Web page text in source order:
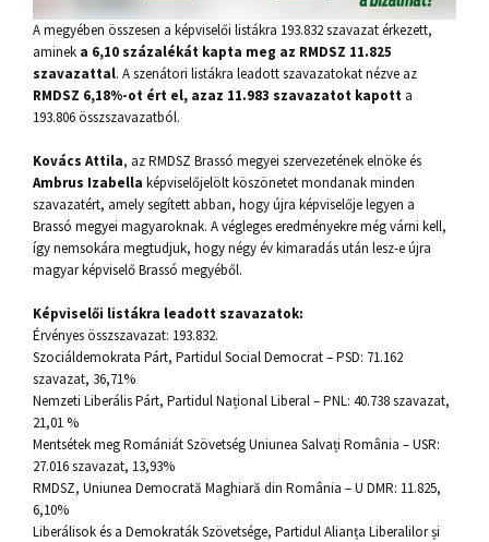
A megyében összesen a képviselői listákra 193.832 szavazat érkezett,
aminek a 6,10 százalékát kapta meg az RMDSZ 11.825
szavazattal. A szenátori listákra leadott szavazatokat nézve az
RMDSZ 6,18%-ot ért el, azaz 11.983 szavazatot kapott a
193.806 összszavazatból.
Kovács Attila, az RMDSZ Brassó megyei szervezetének elnöke és
Ambrus Izabella képviselőjelölt köszönetet mondanak minden
szavazatért, amely segített abban, hogy újra képviselője legyen a
Brassó megyei magyaroknak. A végleges eredményekre még várni kell,
így nemsokára megtudjuk, hogy négy év kimaradás után lesz-e újra
magyar képviselő Brassó megyéből.
Képviselői listákra leadott szavazatok:
Érvényes összszavazat: 193.832.
Szociáldemokrata Párt, Partidul Social Democrat – PSD: 71.162
szavazat, 36,71%
Nemzeti Liberális Párt, Partidul Național Liberal – PNL: 40.738 szavazat,
21,01 %
Mentsétek meg Romániát Szövetség Uniunea Salvați România – USR:
27.016 szavazat, 13,93%
RMDSZ, Uniunea Democrată Maghiară din România – U DMR: 11.825,
6,10%
Liberálisok és a Demokraták Szövetsége, Partidul Alianța Liberalilor și